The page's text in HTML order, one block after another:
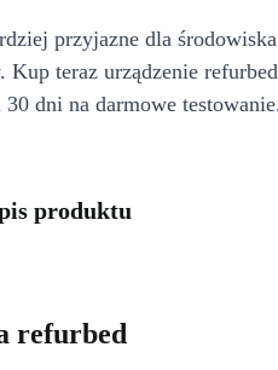
przyjazne dla
Kup teraz urządzenie
dni na darmowe
produktu
refurbed